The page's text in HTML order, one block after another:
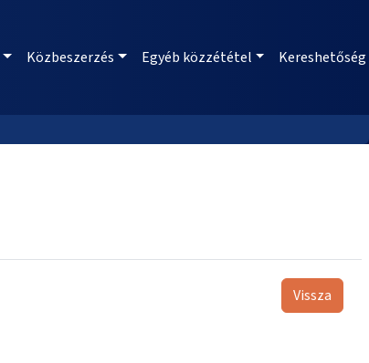
Közbeszerzés Egyéb közzététel Kereshetőség
Vissza